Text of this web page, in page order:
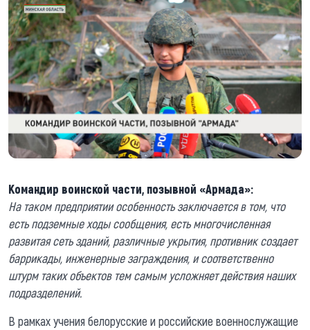
Командир воинской части, позывной «Армада»:
На таком предприятии особенность заключается в том, что
есть подземные ходы сообщения, есть многочисленная
развитая сеть зданий, различные укрытия, противник создает
баррикады, инженерные заграждения, и соответственно
штурм таких объектов тем самым усложняет действия наших
подразделений.
В рамках учения белорусские и российские военнослужащие